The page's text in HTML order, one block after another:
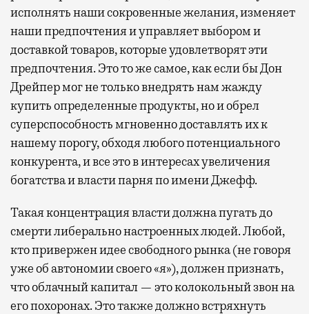
исполнять наши сокровенные желания, изменяет
наши предпочтения и управляет выбором и
доставкой товаров, которые удовлетворят эти
предпочтения. Это то же самое, как если бы Дон
Дрейпер мог не только внедрять нам жажду
купить определенные продукты, но и обрел
суперспособность мгновенно доставлять их к
нашему порогу, обходя любого потенциального
конкурента, и все это в интересах увеличения
богатства и власти парня по имени Джефф.
Такая концентрация власти должна пугать до
смерти либерально настроенных людей. Любой,
кто привержен идее свободного рынка (не говоря
уже об автономии своего «я»), должен признать,
что облачный капитал — это колокольный звон на
его похоронах. Это также должно встряхнуть